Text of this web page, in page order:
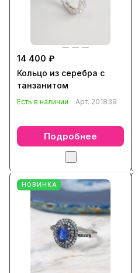
14 400 ₽
Кольцо из серебра с
танзанитом
Есть в наличии Арт. 201839
Подробнее
НОВИНКА